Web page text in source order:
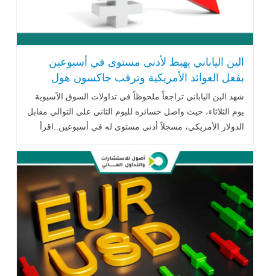
الين الياباني يهبط لأدنى مستوى في أسبوعين
بفعل العوائد الأمريكية وترقب جاكسون هول
شهد الين الياباني تراجعاً ملحوظاً في تداولات السوق الآسيوية
يوم الثلاثاء، حيث واصل خسائره لليوم الثاني على التوالي مقابل
الدولار الأمريكي، مسجلاً أدنى مستوى له في أسبوعين..اقرأ